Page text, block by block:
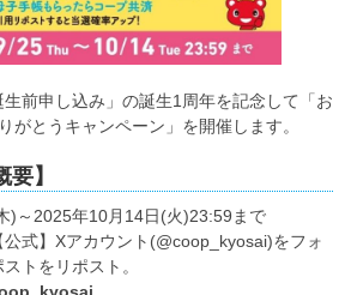
前申し込み」の誕生1周年を記念して「お
がとうキャンペーン」を開催します。
要】
)～2025年10月14日(火)23:59まで
式】Xアカウント(@coop_kyosai)をフォ
トをリポスト。